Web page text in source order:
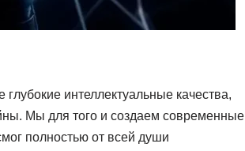
интеллектуальные качества,
Мы для того и создаем современные
полностью от всей души